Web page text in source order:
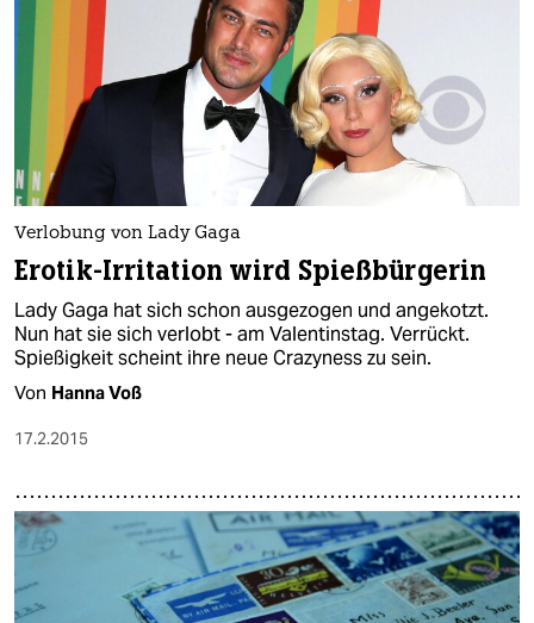
Verlobung von Lady Gaga
Erotik-Irritation wird Spießbürgerin
Lady Gaga hat sich schon ausgezogen und angekotzt.
Nun hat sie sich verlobt - am Valentinstag. Verrückt.
Spießigkeit scheint ihre neue Crazyness zu sein.
Von Hanna Voß
17.2.2015